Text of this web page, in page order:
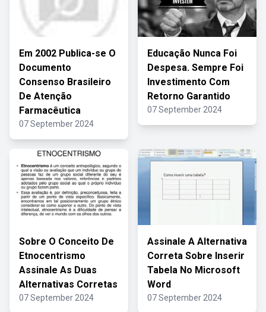
Em 2002 Publica-se O
Documento
Consenso Brasileiro
De Atenção
Farmacêutica
07 September 2024
Educação Nunca Foi
Despesa. Sempre Foi
Investimento Com
Retorno Garantido
07 September 2024
Sobre O Conceito De
Etnocentrismo
Assinale As Duas
Alternativas Corretas
07 September 2024
Assinale A Alternativa
Correta Sobre Inserir
Tabela No Microsoft
Word
07 September 2024